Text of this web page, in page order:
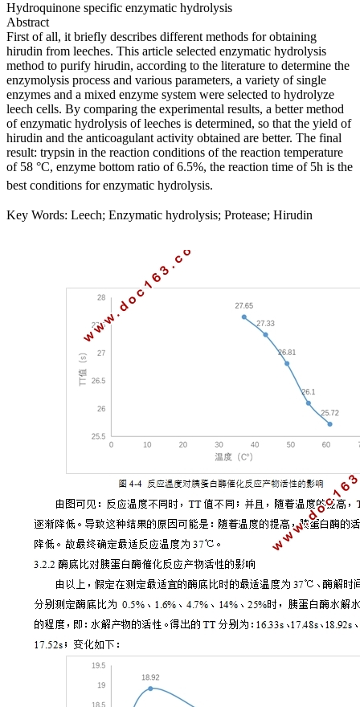
Hydroquinone specific enzymatic hydrolysis
Abstract
First of all, it briefly describes different methods for obtaining
hirudin from leeches. This article selected enzymatic hydrolysis
method to purify hirudin, according to the literature to determine the
enzymolysis process and various parameters, a variety of single
enzymes and a mixed enzyme system were selected to hydrolyze
leech cells. By comparing the experimental results, a better method
of enzymatic hydrolysis of leeches is determined, so that the yield of
hirudin and the anticoagulant activity obtained are better. The final
result: trypsin in the reaction conditions of the reaction temperature
of 58 °C, enzyme bottom ratio of 6.5%, the reaction time of 5h is the
best conditions for enzymatic hydrolysis.
Key Words: Leech; Enzymatic hydrolysis; Protease; Hirudin